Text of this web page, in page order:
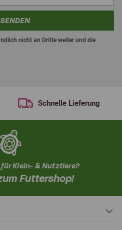
nicht an Dritte weiter und die
Schnelle Lieferung
Klein- & Nutztiere?
Futtershop!